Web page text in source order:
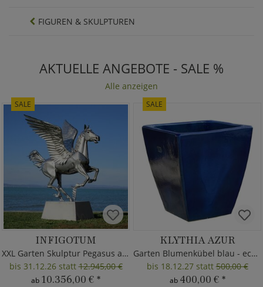
FIGUREN & SKULPTUREN
AKTUELLE ANGEBOTE - SALE %
Alle anzeigen
SALE
INFIGOTUM
XXL Garten Skulptur Pegasus aus Metall
bis 31.12.26 statt12.945,00 €
ab 10.356,00 € *
SALE
KLYTHIA AZUR
Garten Blumenkübel blau - eckig
bis 18.12.27 statt500,00 €
ab 400,00 € *